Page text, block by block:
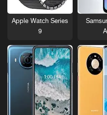
Apple Watch Series
9